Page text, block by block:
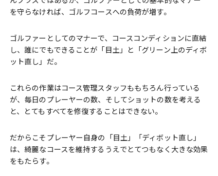
を守らなければ、ゴルフコースへの負荷が増す。
ゴルファーとしてのマナーで、コースコンディションに直結
し、誰にでもできることが「目土」と「グリーン上のディボ
ット直し」だ。
これらの作業はコース管理スタッフももちろん行っている
が、毎日のプレーヤーの数、そしてショットの数を考える
と、とてもすべてを修復することはできない。
だからこそプレーヤー自身の「目土」「ディボット直し」
は、綺麗なコースを維持するうえでとてつもなく大きな効果
をもたらす。